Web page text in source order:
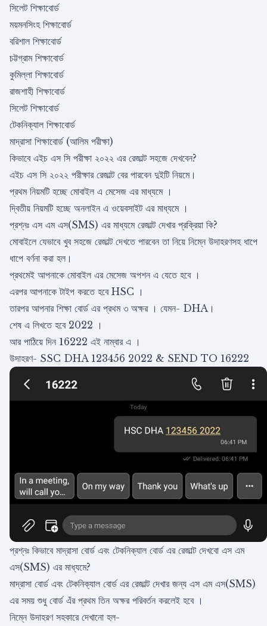
সিলেট শিক্ষাবোর্ড
ময়মনসিংহ শিক্ষাবোর্ড
বরিশাল শিক্ষাবোর্ড
চট্টগ্রাম শিক্ষাবোর্ড
কুমিল্লা শিক্ষাবোর্ড
রাজশাহী শিক্ষাবোর্ড
সিলেট শিক্ষাবোর্ড
টেকনিক্যাল শিক্ষাবোর্ড
মাদ্রাসা শিক্ষাবোর্ড (আলিম পরীক্ষা)
কিভাবে এইচ এস সি পরীক্ষা ২০২২ এর রেজাল্ট সহজে দেখবেন?
এইচ এস সি ২০২২ পরীক্ষার রেজাল্ট বের পারবেন দুইটি নিয়মে।
প্রথম নিয়মটি হচ্ছে মোবাইল এ মেসেজ এর মাধ্যমে ।
দ্বিতীয় নিয়মটি হচ্ছে অনলাইন এ ওয়েবসাইট এর মাধ্যমে ।
প্রশ্নঃ এস এম এস(SMS) এর মাধ্যমে রেজাল্ট দেখার প্রক্রিয়া কি?
মোবাইলে যেভাবে খুব সহজে রেজাল্ট দেখতে পারবেন তা নিয়ে নিম্নে উদাহরণসহ ধাপে
ধাপে বর্ণনা করা হল।
প্রথমেই আপনাকে মোবাইল এর মেসেজ অপশন এ যেতে হবে ।
এরপর আপনাকে টাইপ করতে হবে HSC ।
তারপর আপনার শিক্ষা বোর্ড এর প্রথম ৩ অক্ষর । যেমন- DHA।
শেষ এ লিখতে হবে 2022 ।
আর পাঠিয়ে দিন 16222 এই নাম্বার এ ।
উদাহরণ- SSC DHA 123456 2022 & SEND TO 16222
প্রশ্নঃ কিভাবে মাদ্রাসা বোর্ড এবং টেকনিক্যাল বোর্ড এর রেজাল্ট দেখবো এস এম
এস(SMS) এর মাধ্যমে?
মাদ্রাসা বোর্ড এবং টেকনিক্যাল বোর্ড এর রেজাল্ট দেখার জন্য এস এম এস(SMS)
এর সময় শুধু বোর্ড এঁর প্রথম তিন অক্ষর পরিবর্তন করলেই হবে ।
নিম্নে উদাহরণ সহকারে দেখানো হল-